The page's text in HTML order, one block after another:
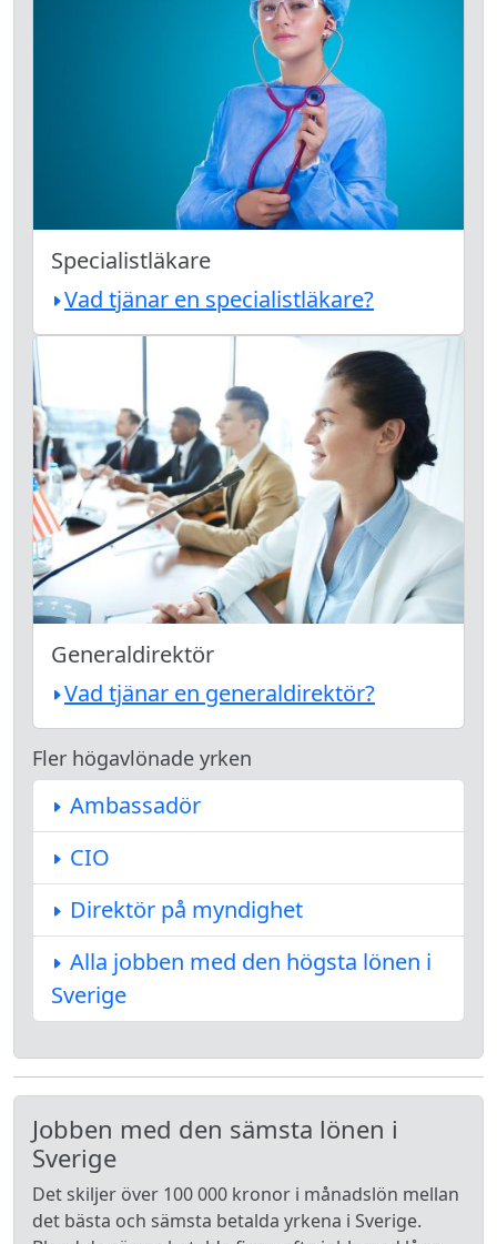
Specialistläkare
Vad tjänar en specialistläkare?
Generaldirektör
Vad tjänar en generaldirektör?
Fler högavlönade yrken
Ambassadör
CIO
Direktör på myndighet
Alla jobben med den högsta lönen i
Sverige
Jobben med den sämsta lönen i
Sverige
Det skiljer över 100 000 kronor i månadslön mellan
det bästa och sämsta betalda yrkena i Sverige.